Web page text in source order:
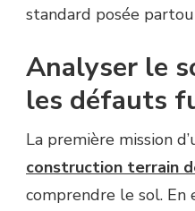
standard posée
Analyser le
les défauts
La première mission
construction terrain
comprendre le sol.